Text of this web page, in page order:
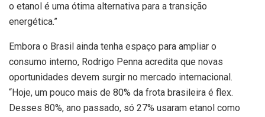
o etanol é uma ótima alternativa para a transição
energética.”
Embora o Brasil ainda tenha espaço para ampliar o
consumo interno, Rodrigo Penna acredita que novas
oportunidades devem surgir no mercado internacional.
“Hoje, um pouco mais de 80% da frota brasileira é flex.
Desses 80%, ano passado, só 27% usaram etanol como